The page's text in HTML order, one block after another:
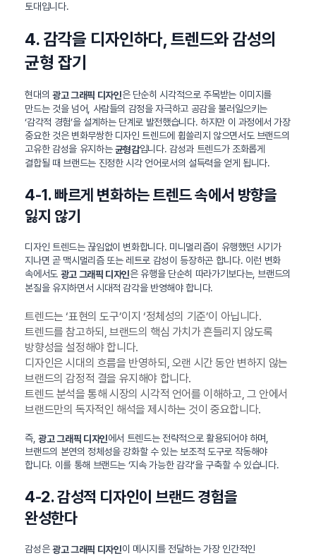
토대입니다.
4. 감각을 디자인하다, 트렌드와 감성의
균형 잡기
현대의 광고 그래픽 디자인은 단순히 시각적으로 주목받는 이미지를
만드는 것을 넘어, 사람들의 감정을 자극하고 공감을 불러일으키는
‘감각적 경험’을 설계하는 단계로 발전했습니다. 하지만 이 과정에서 가장
중요한 것은 변화무쌍한 디자인 트렌드에 휩쓸리지 않으면서도 브랜드의
고유한 감성을 유지하는균형감입니다. 감성과 트렌드가 조화롭게
결합될 때 브랜드는 진정한 시각 언어로서의 설득력을 얻게 됩니다.
4-1. 빠르게 변화하는 트렌드 속에서 방향을
잃지 않기
디자인 트렌드는 끊임없이 변화합니다. 미니멀리즘이 유행했던 시기가
지나면 곧 맥시멀리즘 또는 레트로 감성이 등장하곤 합니다. 이런 변화
속에서도 광고 그래픽 디자인은 유행을 단순히 따라가기보다는, 브랜드의
본질을 유지하면서 시대적 감각을 반영해야 합니다.
트렌드는 ‘표현의 도구’이지 ‘정체성의 기준’이 아닙니다.
트렌드를 참고하되, 브랜드의 핵심 가치가 흔들리지 않도록
방향성을 설정해야 합니다.
디자인은 시대의 흐름을 반영하되, 오랜 시간 동안 변하지 않는
브랜드의 감정적 결을 유지해야 합니다.
트렌드 분석을 통해 시장의 시각적 언어를 이해하고, 그 안에서
브랜드만의 독자적인 해석을 제시하는 것이 중요합니다.
즉,광고 그래픽 디자인에서 트렌드는 전략적으로 활용되어야 하며,
브랜드의 본연의 정체성을 강화할 수 있는 보조적 도구로 작동해야
합니다. 이를 통해 브랜드는 ‘지속 가능한 감각’을 구축할 수 있습니다.
4-2. 감성적 디자인이 브랜드 경험을
완성한다
감성은광고 그래픽 디자인이 메시지를 전달하는 가장 인간적인